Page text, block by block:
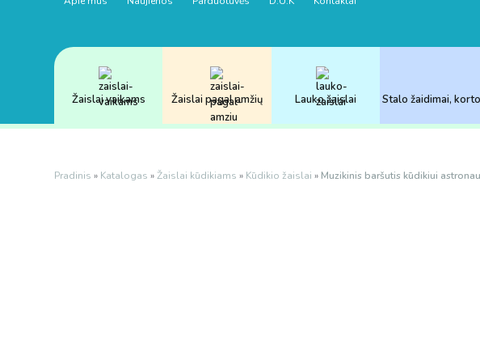
Žaislai vaikams Žaislai pagal amžių Lauko žaislai Stalo žaidimai,
Pradinis » Katalogas »Žaislai kūdikiams » Kūdikio žaislai » Muzikinis baršutis kūdikiui